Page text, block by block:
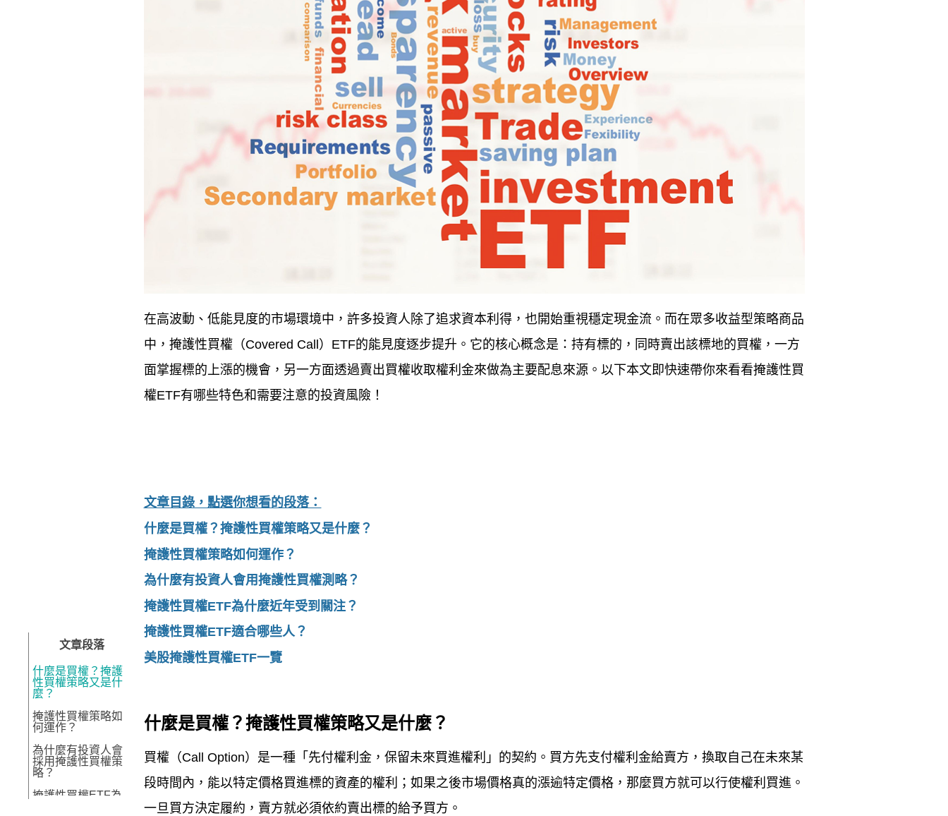
在高波動、低能見度的市場環境中，許多投資人除了追求資本利得，也開始重視穩定現金流。而在眾多收益型策略商品
中，掩護性買權（Covered Call） ETF的能見度逐步提升。它的核心概念是：持有標的，同時賣出該標地的買權，一方
面掌握標的上漲的機會，另一方面透過賣出買權收取權利金來做為主要配息來源。以下本文即快速帶你來看看掩護性買
權ETF有哪些特色和需要注意的投資風險！
文章目錄，點選你想看的段落：
什麼是買權？掩護性買權策略又是什麼？
掩護性買權策略如何運作？
為什麼有投資人會用掩護性買權測略？
掩護性買權ETF為什麼近年受到關注？
掩護性買權ETF適合哪些人？
美股掩護性買權ETF一覽
什麼是買權？掩護性買權策略又是什麼？
買權（Call Option）是一種「先付權利金，保留未來買進權利」的契約。買方先支付權利金給賣方，換取自己在未來某
段時間內，能以特定價格買進標的資產的權利；如果之後市場價格真的漲逾特定價格，那麼買方就可以行使權利買進。
一旦買方決定履約，賣方就必須依約賣出標的給予買方。
文章段落
什麼是買權？掩護
性買權策略又是什
麼？
掩護性買權策略如
何運作？
為什麼有投資人會
採用掩護性買權策
略？
掩護性買權ETF為